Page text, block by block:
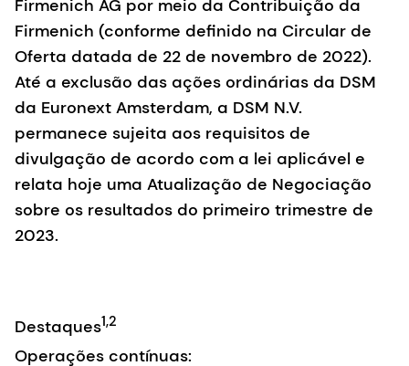
Firmenich AG por meio da Contribuição da
Firmenich (conforme definido na Circular de
Oferta datada de 22 de novembro de 2022).
Até a exclusão das ações ordinárias da DSM
da Euronext Amsterdam, a DSM N.V.
permanece sujeita aos requisitos de
divulgação de acordo com a lei aplicável e
relata hoje uma Atualização de Negociação
sobre os resultados do primeiro trimestre de
2023.
Destaques1,2
Operações contínuas: